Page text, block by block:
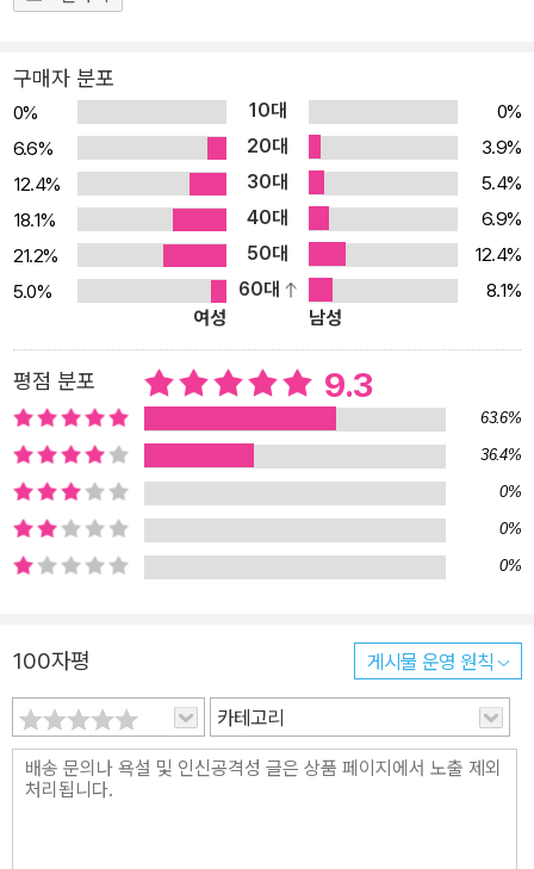
영향을 준 사실주의 화풍의 ‘밀레, 쿠르베, 마네, 부댕’을 거쳐, 인상파
카사트, 모리조, 카유보트’, 그리고 인상파 전시회에 종지부를 찍은 신
인상파의 ‘쇠라’, 인상파와 20세기 미술을 잇는 가교 역할을 한 포스
트 인상파의 ‘세잔, 고갱, 고흐’까지 총 18명의 화가의 그림과 인생을
한 권에 담았다. 이 책을 통해 인상파와 관련된 화가 개개인의 예술과
삶뿐만 아니라, 인상파가 서양 회화사에서 어떤 역할을 했는지까지
한 번에 이해할 수 있을 것이다. 서양 회화의 근대 혁명을 일으킨 인상
파 화가들 사진의 발명 이후 화가들은 원근법과 음영법으로 자연을
똑같이 그리는 고전주의 회화로는 사진을 이길 수 없다는 위기감을
느끼고, 새로운 표현을 모색하기 시작한다. 동시대의 현실을 붓 터치
효과를 살려 드라마틱하게 그린 ‘낭만주의’와 노동자와 부르주아의
일상을 사실적으로 그린 ‘사실주의’에서 한 걸음 더 나아가 보이는 장
면 대신 느낀 인상을 고스란히 그림으로 옮기는 ‘인상주의’가 등장한
다. 인상파 화가들은 눈앞의 현실을 있는 그대로 그리는 사실주의를
계승하면서도, 서양 회화가 중시해 온 보편적인 객관성보다 개인적인
주관성을 중시하는 쪽으로 과감하게 방향을 틀었다. 이들은 자연의
밝은 빛과 빛의 움직임을 통해 경험하는 ‘느낌’, 즉 주관적인 ‘인상’을
(색채 분할)’ 기법을 개발했다. 이는 서양 회화에서 전통적으로 음영
을 표현하던 매끄러운 그러데이션 기법을 정면으로 부정하는 것이었
다. 또한 이들은 당시 유행하던 일본 미술의 평면성을 받아들여, 서양
회화의 또 다른 전통이었던 ‘원근법’도 포기했다. 이처럼 인상파는 이
념에서도 기법에서도 르네상스 이후 400년 동안 이어져 온 서양 회
구매자 분포
0% 10대
0%
6.6%
20대
3.9%
12.4%
30대
5.4%
18.1%
40대
6.9%
21.2%
50대
12.4%
5.0%
60대
8.1%
여성
남성
평점 분포 9.3
63.6%
36.4%
0%
0%
0%
100자평 게시물 운영 원칙
카테고리